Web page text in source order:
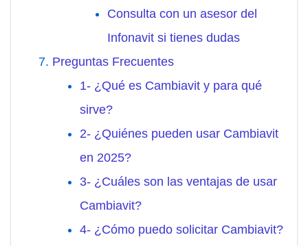
Consulta con un asesor del
Infonavit si tienes dudas
Preguntas Frecuentes
1- ¿Qué es Cambiavit y para qué
sirve?
2- ¿Quiénes pueden usar Cambiavit
en 2025?
3- ¿Cuáles son las ventajas de usar
Cambiavit?
4- ¿Cómo puedo solicitar Cambiavit?